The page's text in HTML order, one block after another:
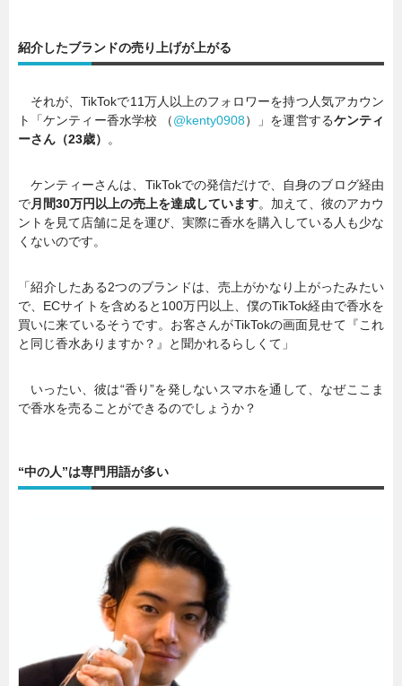
紹介したブランドの売り上げが上がる
それが、TikTokで11万人以上のフォロワーを持つ人気アカウン
ト「ケンティー香水学校 （@kenty0908）」を運営するケンティ
ーさん（23歳）
。
ケンティーさんは、TikTokでの発信だけで、自身のブログ経由
で月間30万円以上の売上を達成しています。加えて、彼のアカウ
ントを見て店舗に足を運び、実際に香水を購入している人も少な
くないのです。
「紹介したある2つのブランドは、売上がかなり上がったみたい
で、ECサイトを含めると100万円以上、僕のTikTok経由で香水を
買いに来ているそうです。お客さんがTikTokの画面見せて『これ
と同じ香水ありますか？』と聞かれるらしくて」
いったい、彼は“香り”を発しないスマホを通して、なぜここま
で香水を売ることができるのでしょうか？
“中の人”は専門用語が多い